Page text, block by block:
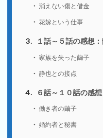
消えない傷と借金
花嫁という仕事
3 １話～５話の感想
家族を失った繭子
静也との接点
4 ６話～１０話の感
働き者の繭子
婚約者と秘書